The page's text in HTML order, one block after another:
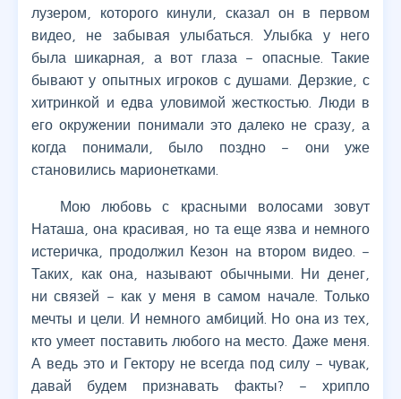
лузером, которого кинули, сказал он в первом
видео, не забывая улыбаться. Улыбка у него
была шикарная, а вот глаза – опасные. Такие
бывают у опытных игроков с душами. Дерзкие, с
хитринкой и едва уловимой жесткостью. Люди в
его окружении понимали это далеко не сразу, а
когда понимали, было поздно – они уже
становились марионетками.
Мою любовь с красными волосами зовут
Наташа, она красивая, но та еще язва и немного
истеричка, продолжил Кезон на втором видео. –
Таких, как она, называют обычными. Ни денег,
ни связей – как у меня в самом начале. Только
мечты и цели. И немного амбиций. Но она из тех,
кто умеет поставить любого на место. Даже меня.
А ведь это и Гектору не всегда под силу – чувак,
давай будем признавать факты? – хрипло